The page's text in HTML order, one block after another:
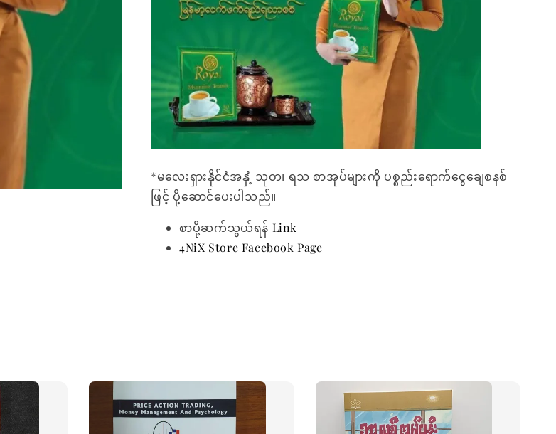
*မလေးရှားနိုင်ငံအနှံ့ သုတ၊ ရသ စာအုပ်များကို ပစ္စည်းရောက်ငွေချေစနစ်
ဖြင့် ပို့ဆောင်ပေးပါသည်။
စာပို့ဆက်သွယ်ရန် Link
4NiX Store Facebook Page